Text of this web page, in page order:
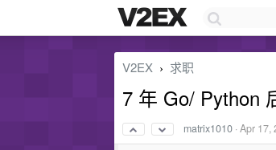
V2EX › 求职
7 年 Go/ Python
matrix1010 ·Apr 17,